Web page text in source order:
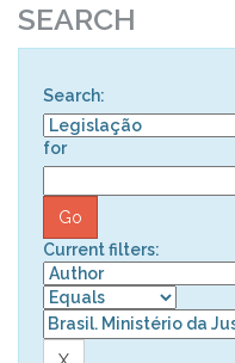
SEARCH
Search:
for
Current filters: